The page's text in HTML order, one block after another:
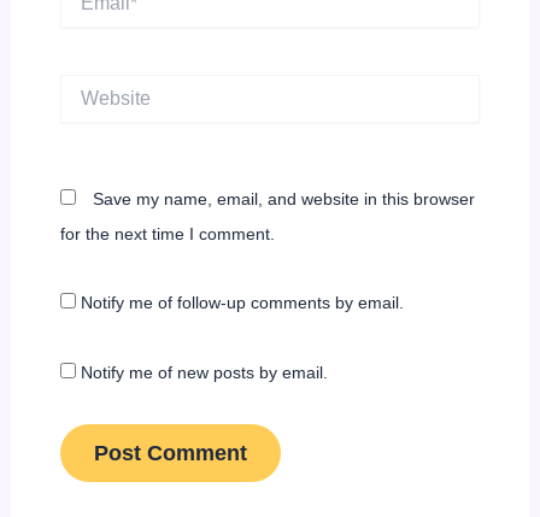
Save my name, email, and website in this browser
for the next time I comment.
Notify me of follow-up comments by email.
Notify me of new posts by email.